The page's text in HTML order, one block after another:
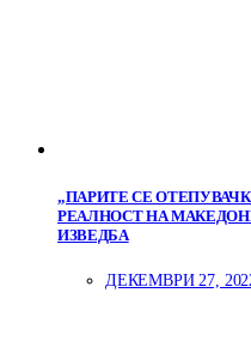
„ПАРИТЕ СЕ
РЕАЛНОСТ НА
ИЗВЕДБА
ДЕКЕМВРИ 27,